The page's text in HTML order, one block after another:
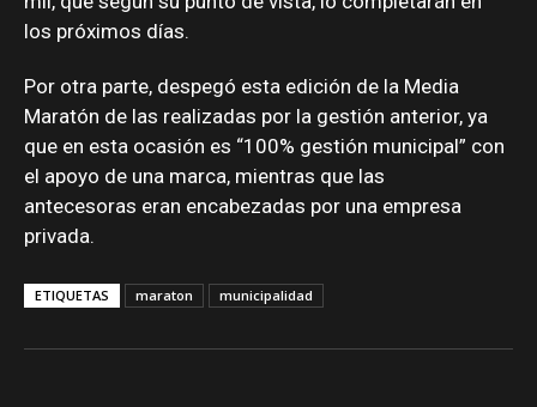
los próximos días.
Por otra parte, despegó esta edición de la Media
Maratón de las realizadas por la gestión anterior, ya
que en esta ocasión es “100% gestión municipal” con
el apoyo de una marca, mientras que las
antecesoras eran encabezadas por una empresa
privada.
ETIQUETAS maraton municipalidad